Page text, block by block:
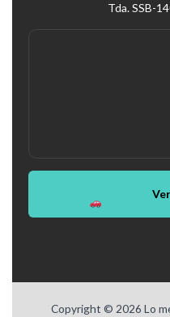
Tda. SSB-
Copyright © 2026 Lo